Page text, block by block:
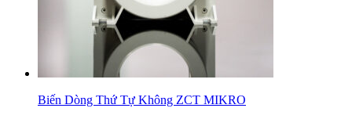
Biến Dòng Thứ Tự Không ZCT MIKRO